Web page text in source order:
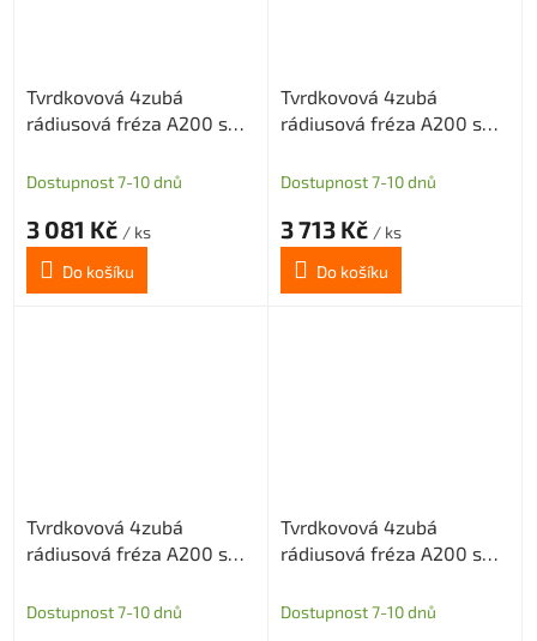
Tvrdkovová 4zubá
rádiusová fréza A200 s
pro grafit průměr 10 R2
Dostupnost 7-10 dnů
3 081 Kč / ks
Do košíku
Tvrdkovová 4zubá
rádiusová fréza A200 s
pro grafit průměr 12 R0,5
Dostupnost 7-10 dnů
3 713 Kč / ks
Do košíku
Tvrdkovová 4zubá
rádiusová fréza A200 s
pro grafit průměr 12 R1
Dostupnost 7-10 dnů
Tvrdkovová 4zubá
rádiusová fréza A200 s
pro grafit průměr 12 R1,5
Dostupnost 7-10 dnů